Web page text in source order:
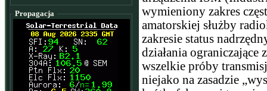
Propagacja
wymieniony zakres
amatorskiej służby
zakresie status
działania ograniczające
wszelkie próby
niejako na zasadzie